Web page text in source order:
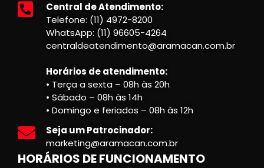
Central de Atendimento:
Telefone: (11) 4972-8200
WhatsApp: (11) 96605-4264
centraldeatendimento@aramacan.com.br
Horários de atendimento:
• Terça a sexta – 08h às 20h
• Sábado – 08h às 14h
• Domingo e feriados – 08h às 12h
Seja um Patrocinador:
marketing@aramacan.com.br
HORÁRIOS DE FUNCIONAMENTO